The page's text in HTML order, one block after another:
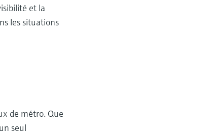
et la
les situations
de métro. Que
seul